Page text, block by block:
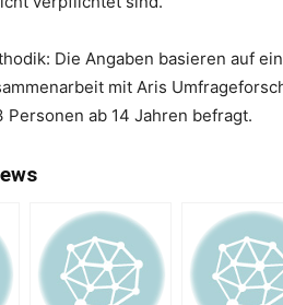
Die Angaben basieren auf
mit Aris
Personen ab 14 Jahren befragt.